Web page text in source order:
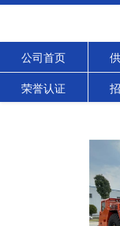
公司首页
荣誉认证